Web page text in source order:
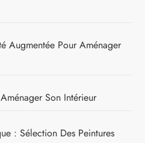
Augmentée Pour Aménager
Son Intérieur
: Sélection Des Peintures